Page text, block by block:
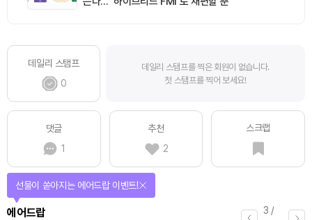
데일리 스탬프
0
데일리 스탬프를 찍은 회원이 없습니다.
첫 스탬프를 찍어 보세요!
댓글
1
추천
2
스크랩
3 /
에어드랍
선물이 쏟아지는 에어드랍 이벤트!